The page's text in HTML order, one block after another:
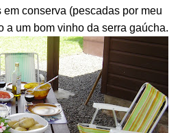
em conserva (pescadas por meu
a um bom vinho da serra gaúcha.